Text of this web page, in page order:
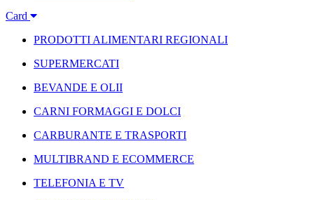
Card
PRODOTTI ALIMENTARI REGIONALI
SUPERMERCATI
BEVANDE E OLII
CARNI FORMAGGI E DOLCI
CARBURANTE E TRASPORTI
MULTIBRAND E ECOMMERCE
TELEFONIA E TV